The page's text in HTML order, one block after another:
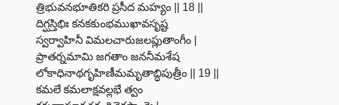
త్రిభువనభూతికరి ప్రసీద మహ్యం || 18 ||
దిగ్ఘస్తిభిః కనకకుంభముఖావసృష్ట
స్వర్వాహినీ విమలచారుజలప్లుతాంగీం |
ప్రాతర్నమామి జగతాం జననీమశేష
లోకాధినాథగృహిణీమమృతాబ్ధిపుత్రీం || 19 ||
కమలే కమలాక్షవల్లభే త్వం